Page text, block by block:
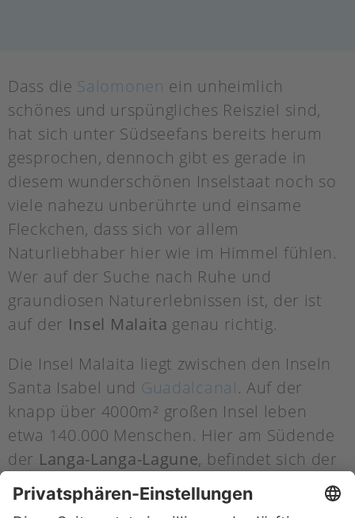
Dass die Salomonen ein unheimlich
schönes und urspüngliches Reisziel sind,
hat sich unter Südseefans bereits herum
gesprochen, dennoch gibt es gerade in
diesem wunderschönen Inselstaat noch so
viele nahezu unberührte und einsame
Fleckchen, dass sich vor allem
Naturliebhaber hier wie im Himmel fühlen.
Wer auf der Suche nach Ruhe und
graundiosen Naturerlebnissen ist, der ist
auf der Insel Malaita genau richtig.
Die Insel Malaita liegt zwischen den Inseln
Santa Isabel und Guadalcanal. Auf der
knapp über 4000m² großen Insel leben
etwa 140.000 Menschen. Hier am Südende
der Langa-Langa-Lagune, befindet sich der
Homestay Bungalow ihrer Gastgeberin
Serah Key. Die Unterkunft ist ganz typisch